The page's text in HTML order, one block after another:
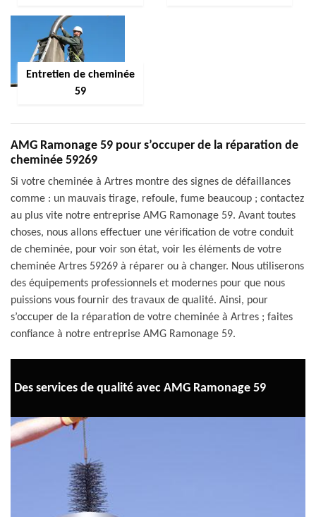
Entretien de cheminée
59
AMG Ramonage 59 pour s’occuper de la réparation de
cheminée 59269
Si votre cheminée à Artres montre des signes de défaillances
comme : un mauvais tirage, refoule, fume beaucoup ; contactez
au plus vite notre entreprise AMG Ramonage 59. Avant toutes
choses, nous allons effectuer une vérification de votre conduit
de cheminée, pour voir son état, voir les éléments de votre
cheminée Artres 59269 à réparer ou à changer. Nous utiliserons
des équipements professionnels et modernes pour que nous
puissions vous fournir des travaux de qualité. Ainsi, pour
s’occuper de la réparation de votre cheminée à Artres ; faites
confiance à notre entreprise AMG Ramonage 59.
Des services de qualité avec AMG Ramonage 59